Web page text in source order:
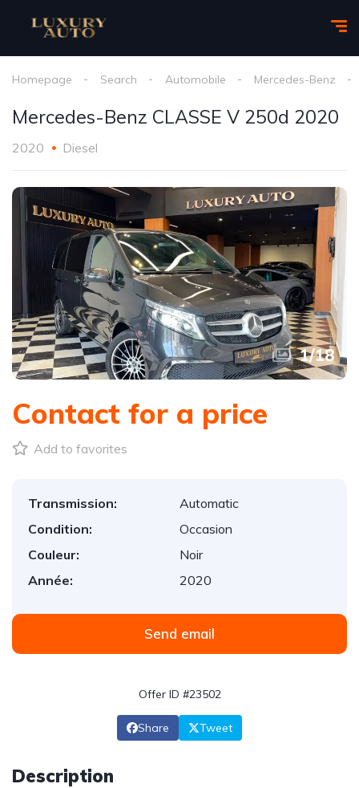
Homepage Search Automobile Mercedes-Benz
Mercedes-Benz CLASSE V 250d 2020
2020 Diesel
1/18
Contact for a price
Add to favorites
Transmission:
Automatic
Condition:
Occasion
Couleur:
Noir
Année:
2020
Send email
Offer ID #23502
Share Tweet
Description